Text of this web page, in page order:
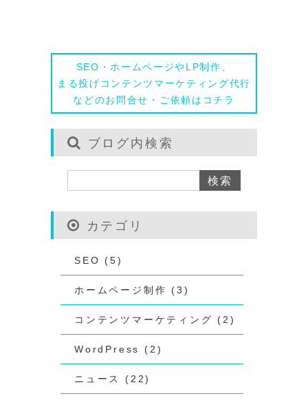
SEO・ホームページやLP制作、
まる投げコンテンツマーケティング代行
などのお問合せ・ご依頼はコチラ
ブログ内検索
カテゴリ
SEO (5)
ホームページ制作 (3)
コンテンツマーケティング (2)
WordPress (2)
ニュース (22)